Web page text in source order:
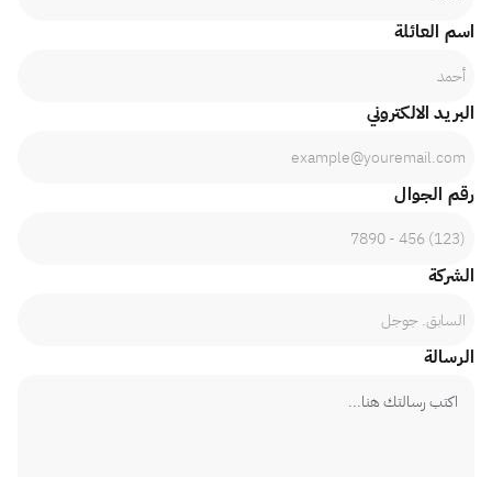
اسم العائلة
البريد الالكتروني
رقم الجوال
الشركة
الرسالة